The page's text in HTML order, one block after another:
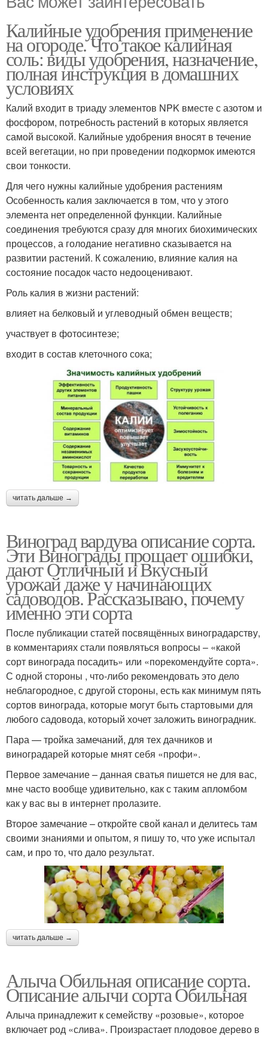
Калийные удобрения применение
на огороде. Что такое калийная
соль: виды удобрения, назначение,
полная инструкция в домашних
условиях
Калий входит в триаду элементов NPK вместе с азотом и
фосфором, потребность растений в которых является
самой высокой. Калийные удобрения вносят в течение
всей вегетации, но при проведении подкормок имеются
свои тонкости.
Для чего нужны калийные удобрения растениям
Особенность калия заключается в том, что у этого
элемента нет определенной функции. Калийные
соединения требуются сразу для многих биохимических
процессов, а голодание негативно сказывается на
развитии растений. К сожалению, влияние калия на
состояние посадок часто недооценивают.
Роль калия в жизни растений:
влияет на белковый и углеводный обмен веществ;
участвует в фотосинтезе;
входит в состав клеточного сока;
читать дальше →
Виноград вардува описание сорта.
Эти Винограды прощает ошибки,
дают Отличный и Вкусный
урожай даже у начинающих
садоводов. Рассказываю, почему
именно эти сорта
После публикации статей посвящённых виноградарству,
в комментариях стали появляться вопросы – «какой
сорт винограда посадить» или «порекомендуйте сорта».
С одной стороны , что-либо рекомендовать это дело
неблагородное, с другой стороны, есть как минимум пять
сортов винограда, которые могут быть стартовыми для
любого садовода, который хочет заложить виноградник.
Пара — тройка замечаний, для тех дачников и
виноградарей которые мнят себя «профи».
Первое замечание – данная сватья пишется не для вас,
мне часто вообще удивительно, как с таким апломбом
как у вас вы в интернет пролазите.
Второе замечание – откройте свой канал и делитесь там
своими знаниями и опытом, я пишу то, что уже испытал
сам, и про то, что дало результат.
читать дальше →
Алыча Обильная описание сорта.
Описание алычи сорта Обильная
Алыча принадлежит к семейству «розовые», которое
включает род «слива». Произрастает плодовое дерево в